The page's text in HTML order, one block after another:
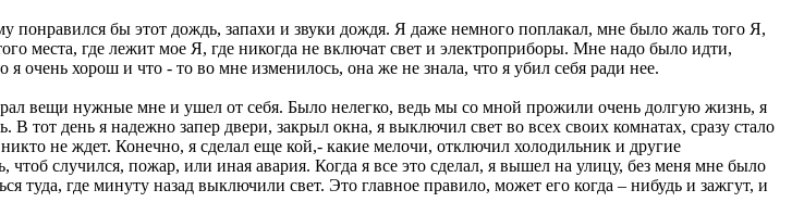
бы этот дождь, запахи и звуки дождя. Я даже немного поплакал, мне было жаль того Я,
места, где лежит мое Я, где никогда не включат свет и электроприборы. Мне надо было идти,
очень хорош и что - то во мне изменилось, она же не знала, что я убил себя ради нее.
вещи нужные мне и ушел от себя. Было нелегко, ведь мы со мной прожили очень долгую жизнь, я
день я надежно запер двери, закрыл окна, я выключил свет во всех своих комнатах, сразу стало
не ждет. Конечно, я сделал еще кой,- какие мелочи, отключил холодильник и другие
случился, пожар, или иная авария. Когда я все это сделал, я вышел на улицу, без меня мне было
туда, где минуту назад выключили свет. Это главное правило, может его когда – нибудь и зажгут, и